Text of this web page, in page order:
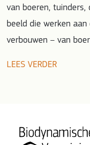
van boeren, tuinders,
beeld die werken
verbouwen – van
LEES VERDER